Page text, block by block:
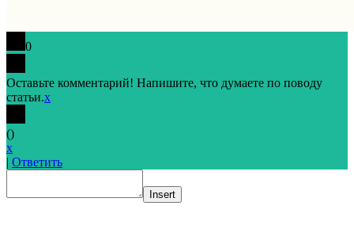
0
Оставьте комментарий! Напишите, что думаете по поводу
статьи.x
()
x
| Ответить
Insert